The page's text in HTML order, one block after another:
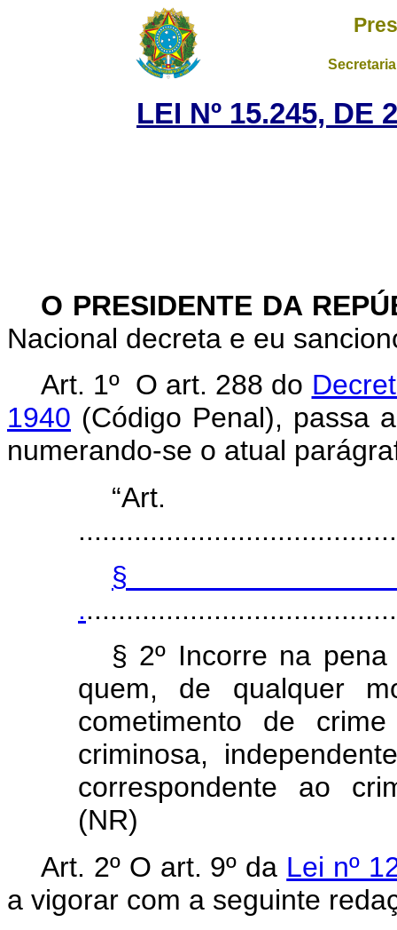
LEI Nº 15.245, DE
O PRESIDENTE DA
Nacional decreta e eu
Art. 1º O art. 288 do
1940 (Código Penal), passa
numerando-se o atual
§
.
§ 2º Incorre na
quem, de qualquer
cometimento de
criminosa,
correspondente ao
(NR)
Art. 2º O art. 9º da Lei nº
a vigorar com a seguinte